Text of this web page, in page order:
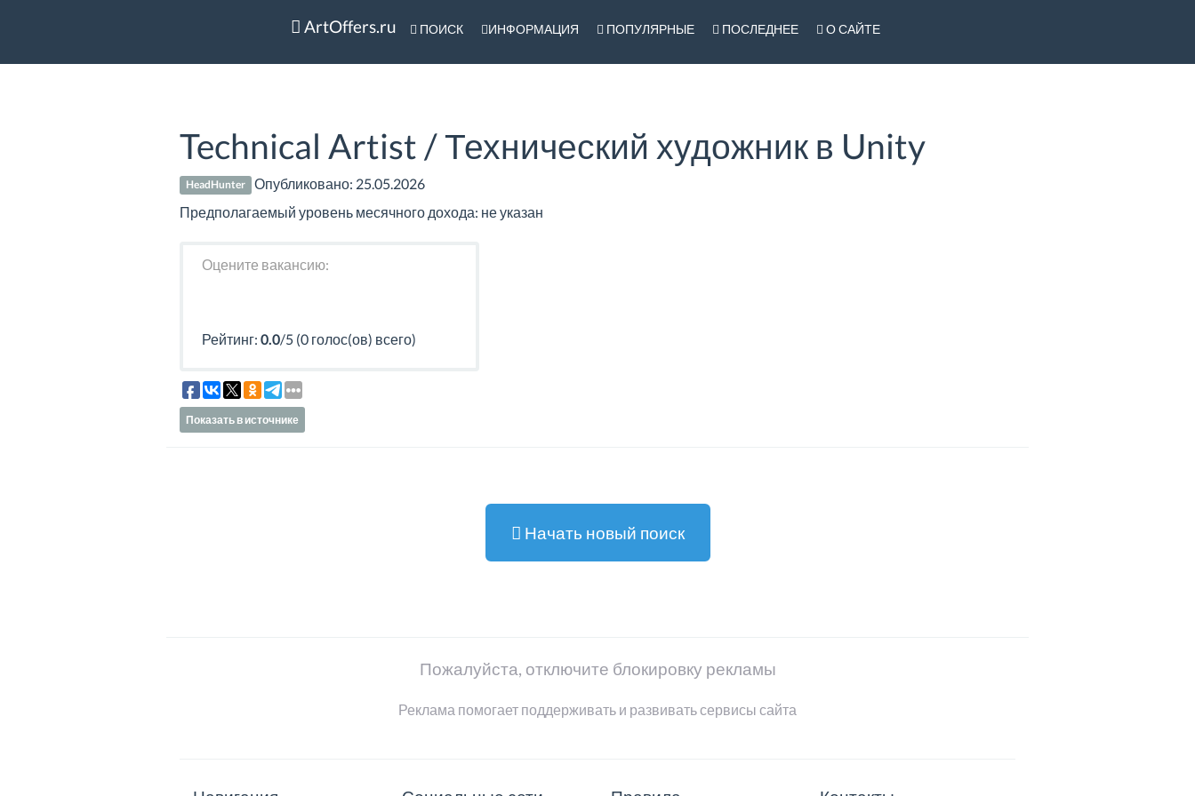
ArtOffers.ru ПОИСК ИНФОРМАЦИЯ ПОПУЛЯРНЫЕ ПОСЛЕДНЕЕ О САЙТЕ
Technical Artist / Технический художник в Unity
HeadHunter Опубликовано: 25.05.2026
Предполагаемый уровень месячного дохода: не указан
Оцените вакансию:
Рейтинг: 0.0/5 (0 голос(ов) всего)
Показать в источнике
Начать новый поиск
Пожалуйста, отключите блокировку рекламы
Реклама помогает поддерживать и развивать сервисы сайта